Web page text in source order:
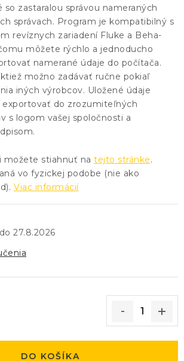
zastaralou správou nameraných
správach. Program je kompatibilný s
revíznych zariadení Fluke a Beha-
môžete rýchlo a jednoducho
namerané údaje do počítača.
možno zadávať ručne pokiaľ
iných výrobcov. Uložené údaje
exportovať do zrozumiteľných
s logom vašej spoločnosti a
možete stiahnuť na tejto stránke.
vo fyzickej podobe (nie ako
Viac informácií
27.8.2026
DO KOŠÍKA